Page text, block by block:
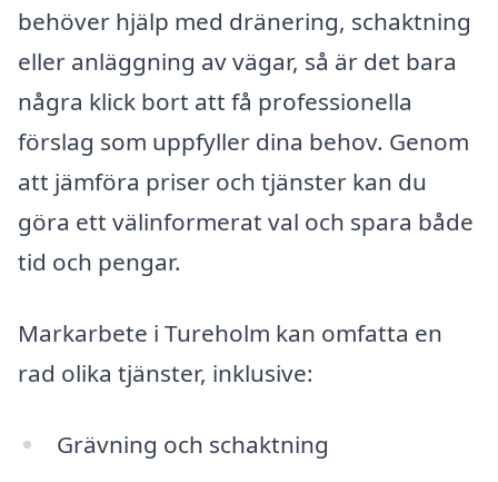
behöver hjälp med dränering, schaktning
eller anläggning av vägar, så är det bara
några klick bort att få professionella
förslag som uppfyller dina behov. Genom
att jämföra priser och tjänster kan du
göra ett välinformerat val och spara både
tid och pengar.
Markarbete i Tureholm kan omfatta en
rad olika tjänster, inklusive:
Grävning och schaktning